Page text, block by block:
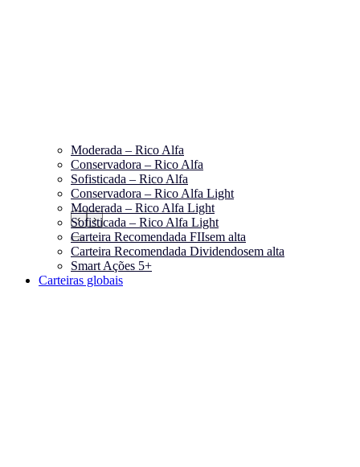
‹ ›
Moderada – Rico Alfa
Conservadora – Rico Alfa
Sofisticada – Rico Alfa
Conservadora – Rico Alfa Light
Moderada – Rico Alfa Light
Sofisticada – Rico Alfa Light
Carteira Recomendada FIIsem alta
Carteira Recomendada Dividendosem alta
Smart Ações 5+
Carteiras globais